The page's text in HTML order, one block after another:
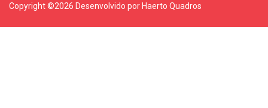
Copyright ©2026 Desenvolvido por Haerto Quadros